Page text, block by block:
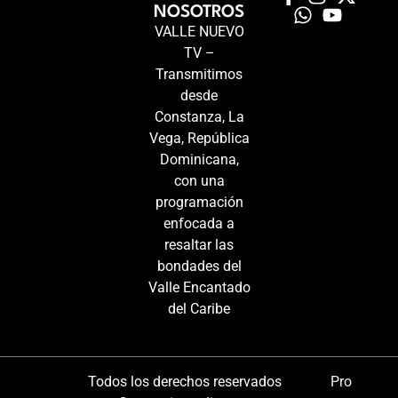
NOSOTROS
VALLE NUEVO
TV –
Transmitimos
desde
Constanza, La
Vega, República
Dominicana,
con una
programación
enfocada a
resaltar las
bondades del
Valle Encantado
del Caribe
Todos los derechos reservados
Pro